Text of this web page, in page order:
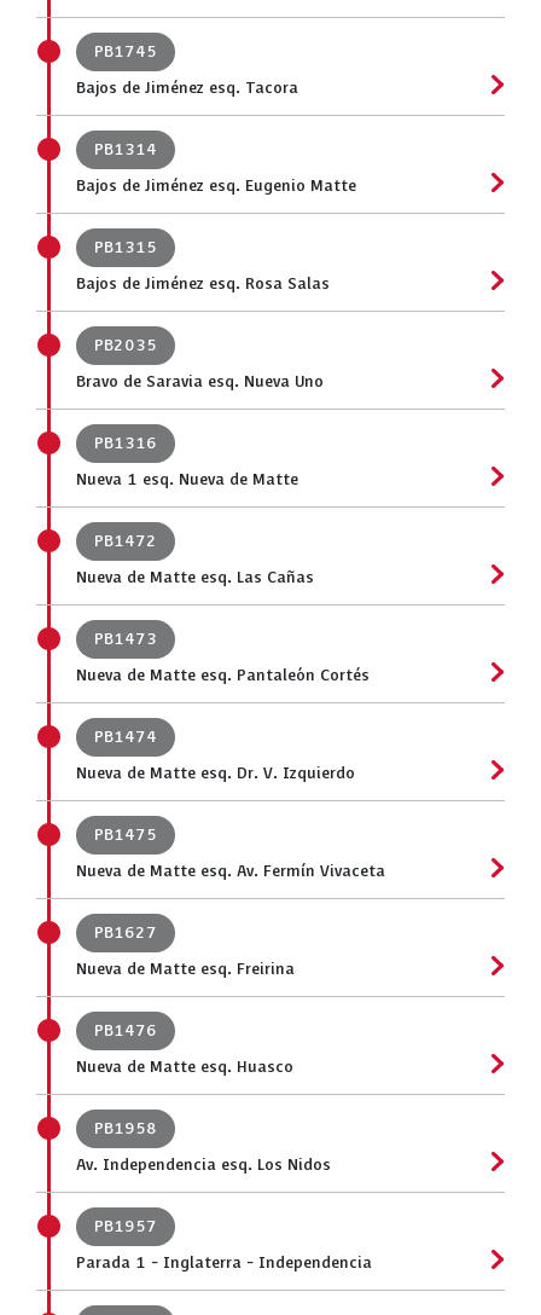
PB1745
Bajos de Jiménez esq. Tacora
PB1314
Bajos de Jiménez esq. Eugenio Matte
PB1315
Bajos de Jiménez esq. Rosa Salas
PB2035
Bravo de Saravia esq. Nueva Uno
PB1316
Nueva 1 esq. Nueva de Matte
PB1472
Nueva de Matte esq. Las Cañas
PB1473
Nueva de Matte esq. Pantaleón Cortés
PB1474
Nueva de Matte esq. Dr. V. Izquierdo
PB1475
Nueva de Matte esq. Av. Fermín Vivaceta
PB1627
Nueva de Matte esq. Freirina
PB1476
Nueva de Matte esq. Huasco
PB1958
Av. Independencia esq. Los Nidos
PB1957
Parada 1 - Inglaterra - Independencia